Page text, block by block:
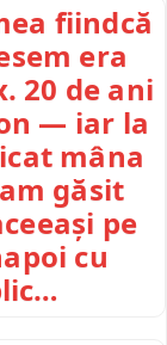
fiindcă
era
20 de ani
— iar la
mâna
găsit
pe
cu